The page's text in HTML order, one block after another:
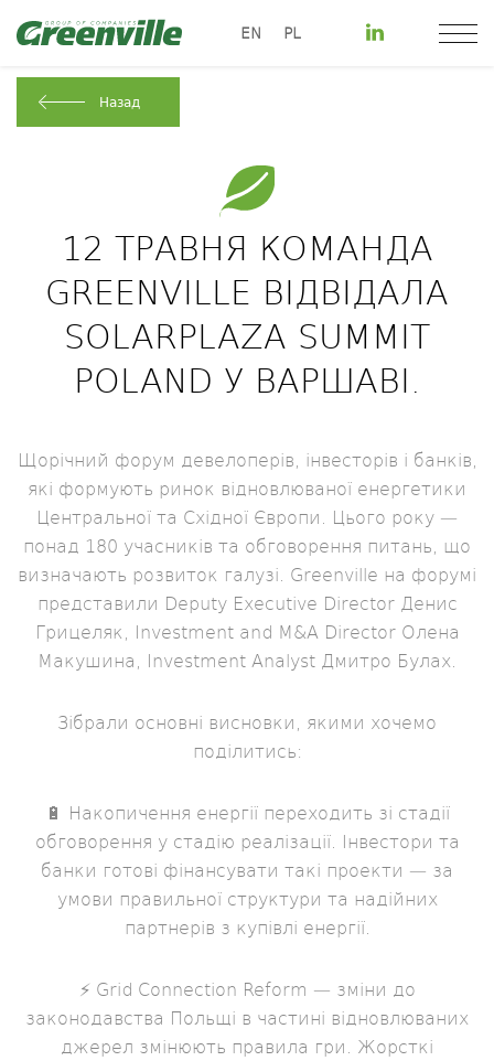
EN PL
Назад
12 ТРАВНЯ КОМАНДА
GREENVILLE ВІДВІДАЛА
SOLARPLAZA SUMMIT
POLAND У ВАРШАВІ.
Щорічний форум девелоперів, інвесторів і банків,
які формують ринок відновлюваної енергетики
Центральної та Східної Європи. Цього року —
понад 180 учасників та обговорення питань, що
визначають розвиток галузі. Greenville на форумі
представили Deputy Executive Director Денис
Грицеляк, Investment and M&A Director Олена
Макушина, Investment Analyst Дмитро Булах.
Зібрали основні висновки, якими хочемо
поділитись:
🔋 Накопичення енергії переходить зі стадії
обговорення у стадію реалізації. Інвестори та
банки готові фінансувати такі проекти — за
умови правильної структури та надійних
партнерів з купівлі енергії.
⚡️ Grid Connection Reform — зміни до
законодавства Польщі в частині відновлюваних
джерел змінюють правила гри. Жорсткі